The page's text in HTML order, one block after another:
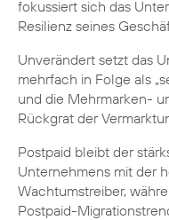
fokussiert sich das
Resilienz seines
Unverändert setzt das
mehrfach in Folge als
und die Mehrmarken-
Rückgrat der
Postpaid bleibt der
Unternehmens mit der
Wachtumstreiber,
Postpaid-